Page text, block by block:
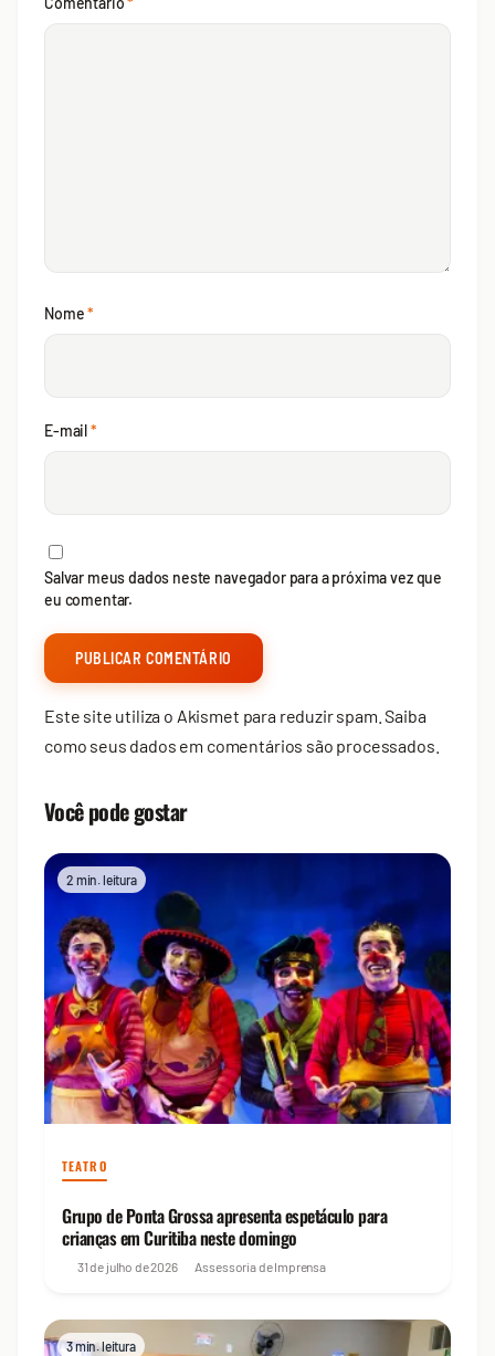
Nome*
E-mail*
Salvar meus dados neste navegador para a próxima vez que
eu comentar.
Este site utiliza o Akismet para reduzir spam.Saiba
como seus dados em comentários são processados
Você pode gostar
2 min. leitura
TEATRO
Grupo de Ponta Grossa apresenta espetáculo para
crianças em Curitiba neste domingo
31 de julho de 2026 Assessoria de Imprensa
3 min. leitura